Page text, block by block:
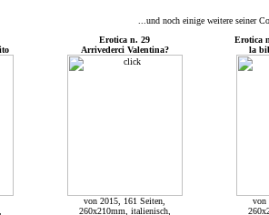
...und noch einige weitere seiner
Erotica n. 29
Arrivederci Valentina?
Erotica
la
von 2015, 161 Seiten,
260x210mm, italienisch,
von